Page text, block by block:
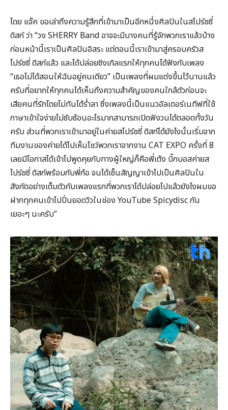
โดย แจ๊ค ขอเล่าถึงความรู้สึกที่เข้ามาเป็นอีกหนึ่งศิลปินในสไปร์ซซี่
ดิสก์ ว่า “วง SHERRY Band อาจจะมีบางคนที่รู้จักพวกเราแล้วบ้าง
ก่อนหน้านี้เราเป็นศิลปินอิสระ แต่ตอนนี้เราเข้ามาสู่ครอบครัวส
ไปร์ซซี่ ดิสก์แล้ว และได้ปล่อยซิงเกิลแรกให้ทุกคนได้ฟังกับเพลง
“เธอไม่ได้สอนให้ฉันอยู่คนเดียว” เป็นเพลงที่ผมแต่งขึ้นไว้นานแล้ว
ครับที่อยากให้ทุกคนได้เห็นถึงความสำคัญของคนใกล้ตัวก่อนจะ
เสียคนที่รักโดยไม่ทันได้ร่ำลา ซึ่งเพลงนี้เป็นแนวอัลเตอร์เนทีฟที่ใช้
ภาษาเข้าใจง่ายไม่ซับซ้อนอะไรมากสามารถเปิดฟังวนได้ตลอดทั้งวัน
ครับ ส่วนที่พวกเราเข้ามาอยู่ในค่ายสไปร์ซซี่ ดิสก์ได้ยังไงนั้นเริ่มจาก
ทีมงานของค่ายได้ไปเห็นโชว์พวกเราจากงาน CAT EXPO ครั้งที่ 8
เลยมีโอกาสได้เข้าไปพูดคุยกับทางผู้ใหญ่ก็คือพี่เต้ง บิ๊กบอสค่ายส
ไปร์ซซี่ ดิสก์พร้อมกับพี่ก้อ จนได้เซ็นสัญญาเข้าไปเป็นศิลปินใน
สังกัดอย่างเต็มตัวกับเพลงแรกที่พวกเราได้ปล่อยไปแล้วยังไงผมขอ
ฝากทุกคนเข้าไปปั่นยอดวิวในช่อง YouTube Spicydisc กัน
เยอะๆ นะครับ”